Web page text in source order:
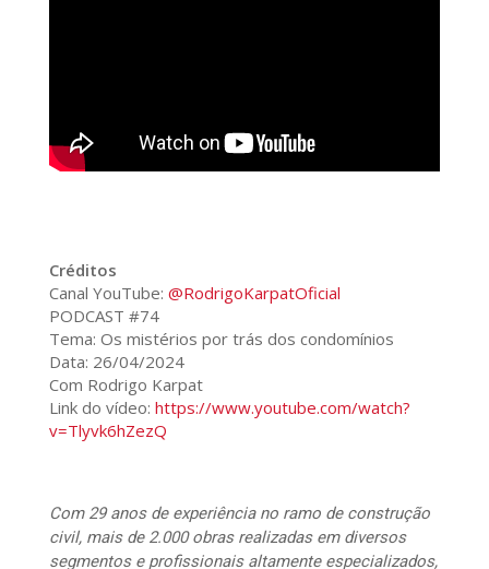
Créditos
Canal YouTube: @RodrigoKarpatOficial
PODCAST #74
Tema: Os mistérios por trás dos condomínios
Data: 26/04/2024
Com Rodrigo Karpat
Link do vídeo: https://www.youtube.com/watch?
v=Tlyvk6hZezQ
Com 29 anos de experiência no ramo de construção
civil, mais de 2.000 obras realizadas em diversos
segmentos e profissionais altamente especializados,